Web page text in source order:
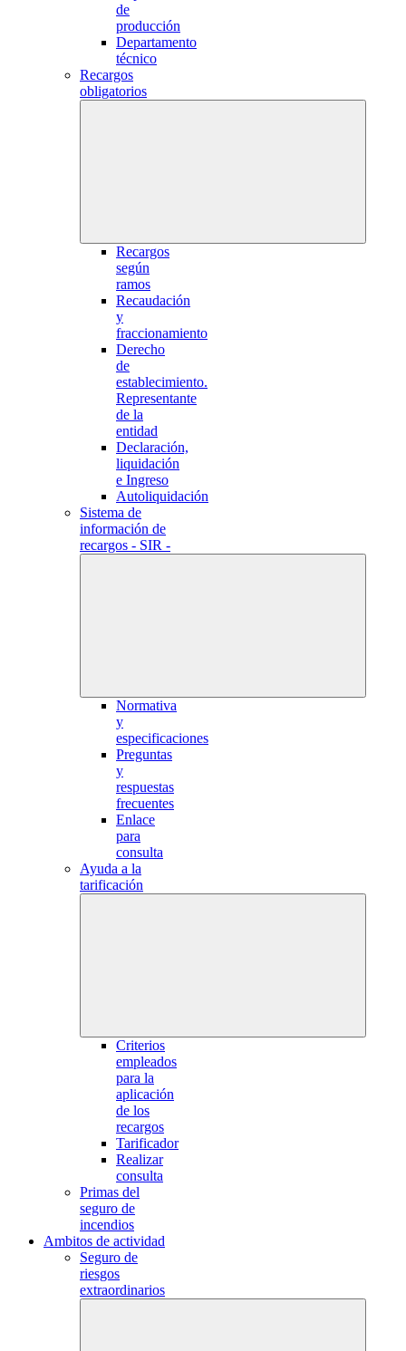
de
producción
Departamento
técnico
Recargos
obligatorios
Recargos
según
ramos
Recaudación
y
fraccionamiento
Derecho
de
establecimiento.
Representante
de la
entidad
Declaración,
liquidación
e Ingreso
Autoliquidación
Sistema de
información de
recargos - SIR -
Normativa
y
especificaciones
Preguntas
y
respuestas
frecuentes
Enlace
para
consulta
Ayuda a la
tarificación
Criterios
empleados
para la
aplicación
de los
recargos
Tarificador
Realizar
consulta
Primas del
seguro de
incendios
Ambitos de actividad
Seguro de
riesgos
extraordinarios